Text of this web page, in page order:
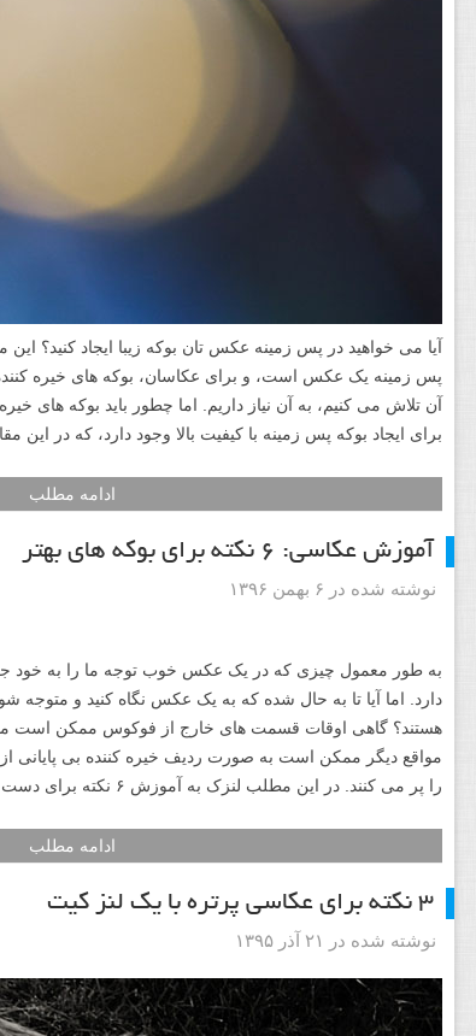
آیا می خواهید در پس زمینه عکس تان بوکه زیبا ایجاد کنید؟
پس زمینه یک عکس است، و برای عکاسان، بوکه های خیره
آن تلاش می کنیم، به آن نیاز داریم. اما چطور باید بوکه های
برای ایجاد بوکه پس زمینه با کیفیت بالا وجود دارد، که در این
ادامه مطلب
آموزش عکاسی: ۶ نکته برای بوکه های بهتر
نوشته شده در ۶ بهمن ۱۳۹۶
به طور معمول چیزی که در یک عکس خوب توجه ما را به خود
دارد. اما آیا تا به حال شده که به یک عکس نگاه کنید و
هستند؟ گاهی اوقات قسمت های خارج از فوکوس ممکن است
مواقع دیگر ممکن است به صورت ردیف خیره کننده بی پایانی
را پر می کنند. در این مطلب لنزک به آموزش ۶ نکته برای دست یافتن به بوکه های بهتر خواهیم پرداخت.
ادامه مطلب
۳ نکته برای عکاسی پرتره با یک لنز کیت
نوشته شده در ۲۱ آذر ۱۳۹۵